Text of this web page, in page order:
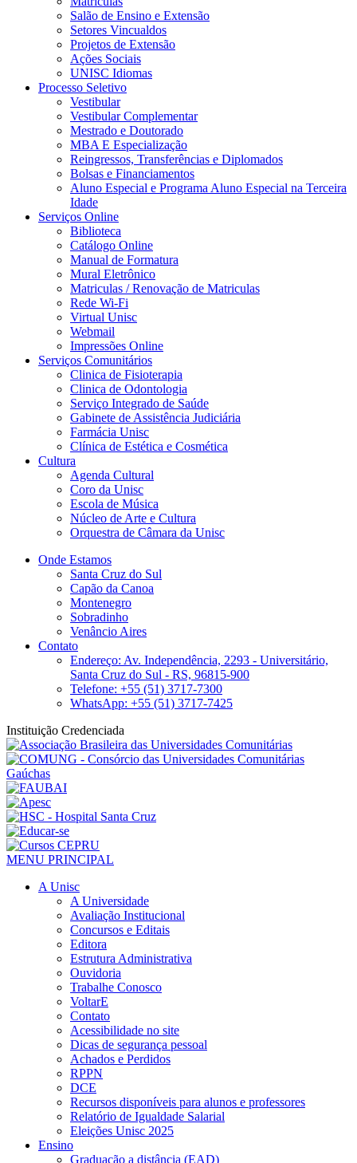
Salão de Ensino e Extensão
Setores Vincualdos
Projetos de Extensão
Ações Sociais
UNISC Idiomas
Processo Seletivo
Vestibular
Vestibular Complementar
Mestrado e Doutorado
MBA E Especialização
Reingressos, Transferências e Diplomados
Bolsas e Financiamentos
Aluno Especial e Programa Aluno Especial na Terceira
Idade
Serviços Online
Biblioteca
Catálogo Online
Manual de Formatura
Mural Eletrônico
Matriculas / Renovação de Matriculas
Rede Wi-Fi
Virtual Unisc
Webmail
Impressões Online
Serviços Comunitários
Clinica de Fisioterapia
Clinica de Odontologia
Serviço Integrado de Saúde
Gabinete de Assistência Judiciária
Farmácia Unisc
Clínica de Estética e Cosmética
Cultura
Agenda Cultural
Coro da Unisc
Escola de Música
Núcleo de Arte e Cultura
Orquestra de Câmara da Unisc
Onde Estamos
Santa Cruz do Sul
Capão da Canoa
Montenegro
Sobradinho
Venâncio Aires
Contato
Endereço: Av. Independência, 2293 - Universitário,
Santa Cruz do Sul - RS, 96815-900
Telefone: +55 (51) 3717-7300
WhatsApp: +55 (51) 3717-7425
Instituição Credenciada
MENU PRINCIPAL
A Unisc
A Universidade
Avaliação Institucional
Concursos e Editais
Editora
Estrutura Administrativa
Ouvidoria
Trabalhe Conosco
VoltarE
Contato
Acessibilidade no site
Dicas de segurança pessoal
Achados e Perdidos
RPPN
DCE
Recursos disponíveis para alunos e professores
Relatório de Igualdade Salarial
Eleições Unisc 2025
Ensino
Graduação a distância (EAD)